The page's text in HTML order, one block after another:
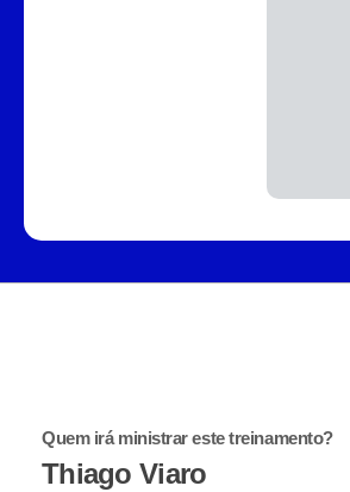
Quem irá ministrar este treinamento?
Thiago Viaro